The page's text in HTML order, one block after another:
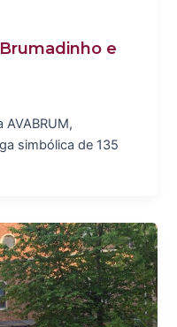
e
simbólica de 135